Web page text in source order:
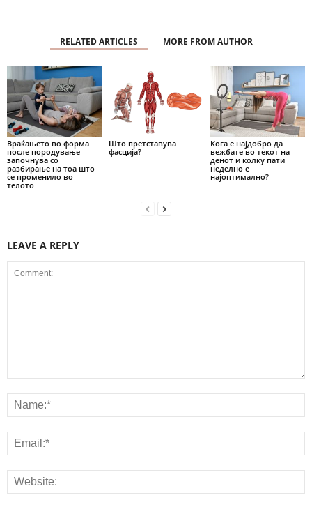
RELATED ARTICLES MORE FROM AUTHOR
Враќањето во форма
после породување
започнува со
разбирање на тоа што
се променило во
телото
Што претставува
фасција?
Кога е најдобро да
вежбате во текот на
денот и колку пати
неделно е
најоптимално?
LEAVE A REPLY